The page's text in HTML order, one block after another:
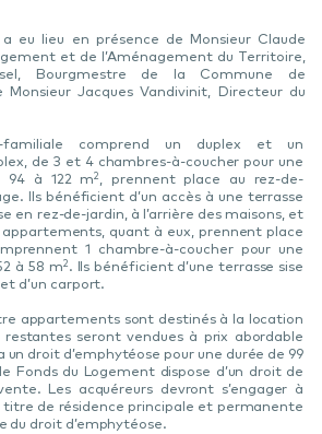
eu lieu en présence de Monsieur Claude
et de l’Aménagement du Territoire,
Bourgmestre de la Commune de
Jacques Vandivinit, Directeur du
comprend un duplex et un
de 3 et 4 chambres-à-coucher pour une
94 à 122 m2, prennent place au rez-de-
Ils bénéficient d’un accès à une terrasse
en rez-de-jardin, à l’arrière des maisons, et
quant à eux, prennent place
1 chambre-à-coucher pour une
à 58 m2. Ils bénéficient d’une terrasse sise
d’un carport.
appartements sont destinés à la location
restantes seront vendues à prix abordable
un droit d’emphytéose pour une durée de 99
Fonds du Logement dispose d’un droit de
Les acquéreurs devront s’engager à
de résidence principale et permanente
du droit d’emphytéose.